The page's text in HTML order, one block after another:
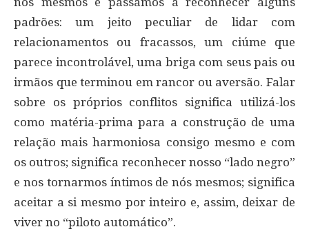
padrões: um jeito peculiar de lidar com
relacionamentos ou fracassos, um ciúme que
parece incontrolável, uma briga com seus pais ou
irmãos que terminou em rancor ou aversão. Falar
sobre os próprios conflitos significa utilizá-los
como matéria-prima para a construção de uma
relação mais harmoniosa consigo mesmo e com
os outros; significa reconhecer nosso “lado negro”
e nos tornarmos íntimos de nós mesmos; significa
aceitar a si mesmo por inteiro e, assim, deixar de
viver no “piloto automático”.